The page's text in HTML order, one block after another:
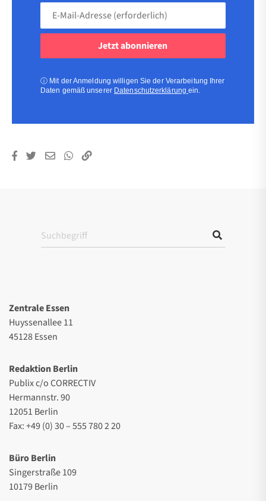
Mail-
Adresse
ⓘ Mit der Anmeldung willigen Sie der Verarbeitung Ihrer
Daten gemäß unserer Datenschutzerklärungein.
Zentrale Essen
Huyssenallee 11
45128 Essen
Redaktion Berlin
Publix c/o CORRECTIV
Hermannstr. 90
12051 Berlin
Fax: +49 (0) 30 – 555 780 2 20
Büro Berlin
Singerstraße 109
10179 Berlin